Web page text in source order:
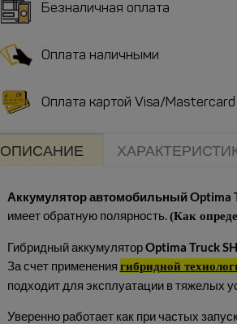
Безналичная оплата
Оплата наличными
Оплата картой Visa/Mastercard
ОПИСАНИЕ
Аккумулятор автомобильный Optima
имеет обратную полярность.(Как
Гибридный аккумуляторOptima Truck
За счет применения гибридной
подходит для эксплуатации в тяжелых
Уверенно работает как при частых